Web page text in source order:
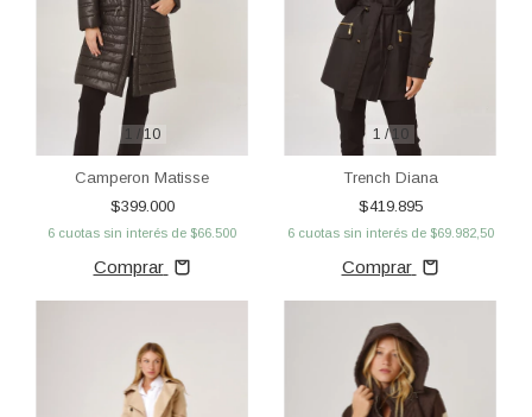
1 /10
Camperon Matisse
$399.000
6 cuotas sin interés de $66.500
Comprar
1 /10
Trench Diana
$419.895
6 cuotas sin interés de $69.982,50
Comprar